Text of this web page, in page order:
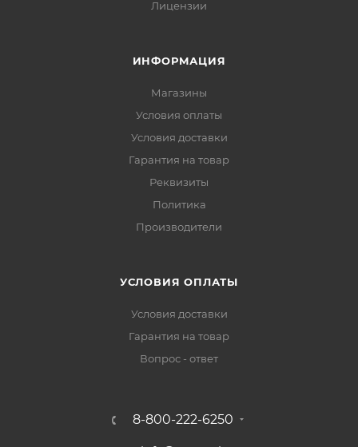
Лицензии
ИНФОРМАЦИЯ
Магазины
Условия оплаты
Условия доставки
Гарантия на товар
Реквизиты
Политика
Производители
УСЛОВИЯ ОПЛАТЫ
Условия доставки
Гарантия на товар
Вопрос - ответ
8-800-222-6250